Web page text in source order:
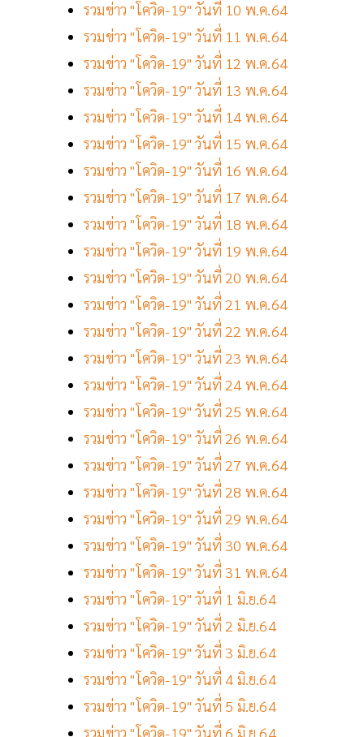
รวมข่าว "โควิด-19" วันที่ 10 พ.ค.64
รวมข่าว "โควิด-19" วันที่ 11 พ.ค.64
รวมข่าว "โควิด-19" วันที่ 12 พ.ค.64
รวมข่าว "โควิด-19" วันที่ 13 พ.ค.64
รวมข่าว "โควิด-19" วันที่ 14 พ.ค.64
รวมข่าว "โควิด-19" วันที่ 15 พ.ค.64
รวมข่าว "โควิด-19" วันที่ 16 พ.ค.64
รวมข่าว "โควิด-19" วันที่ 17 พ.ค.64
รวมข่าว "โควิด-19" วันที่ 18 พ.ค.64
รวมข่าว "โควิด-19" วันที่ 19 พ.ค.64
รวมข่าว "โควิด-19" วันที่ 20 พ.ค.64
รวมข่าว "โควิด-19" วันที่ 21 พ.ค.64
รวมข่าว "โควิด-19" วันที่ 22 พ.ค.64
รวมข่าว "โควิด-19" วันที่ 23 พ.ค.64
รวมข่าว "โควิด-19" วันที่ 24 พ.ค.64
รวมข่าว "โควิด-19" วันที่ 25 พ.ค.64
รวมข่าว "โควิด-19" วันที่ 26 พ.ค.64
รวมข่าว "โควิด-19" วันที่ 27 พ.ค.64
รวมข่าว "โควิด-19" วันที่ 28 พ.ค.64
รวมข่าว "โควิด-19" วันที่ 29 พ.ค.64
รวมข่าว "โควิด-19" วันที่ 30 พ.ค.64
รวมข่าว "โควิด-19" วันที่ 31 พ.ค.64
รวมข่าว "โควิด-19" วันที่ 1 มิ.ย.64
รวมข่าว "โควิด-19" วันที่ 2 มิ.ย.64
รวมข่าว "โควิด-19" วันที่ 3 มิ.ย.64
รวมข่าว "โควิด-19" วันที่ 4 มิ.ย.64
รวมข่าว "โควิด-19" วันที่ 5 มิ.ย.64
รวมข่าว "โควิด-19" วันที่ 6 มิ.ย.64